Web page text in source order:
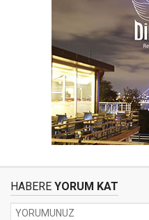
HABERE YORUM KAT